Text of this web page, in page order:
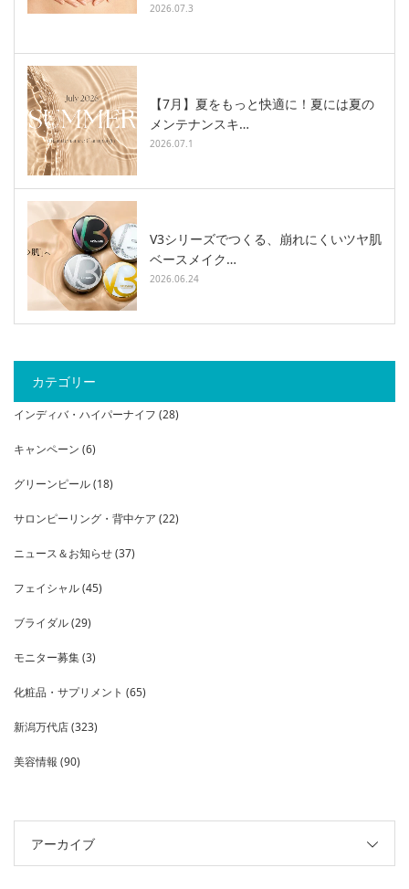
2026.07.3
【7月】夏をもっと快適に！夏には夏の
メンテナンスキ…
2026.07.1
V3シリーズでつくる、崩れにくいツヤ肌
ベースメイク…
2026.06.24
カテゴリー
インディバ・ハイパーナイフ (28)
キャンペーン (6)
グリーンピール(18)
サロンピーリング・背中ケア (22)
ニュース＆お知らせ(37)
フェイシャル(45)
ブライダル(29)
モニター募集(3)
化粧品・サプリメント (65)
新潟万代店(323)
美容情報 (90)
アーカイブ